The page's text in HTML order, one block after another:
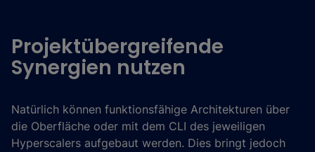
Projektübergreifende
Synergien nutzen
Natürlich können funktionsfähige Architekturen über
die Oberfläche oder mit dem CLI des jeweiligen
Hyperscalers aufgebaut werden. Dies bringt jedoch